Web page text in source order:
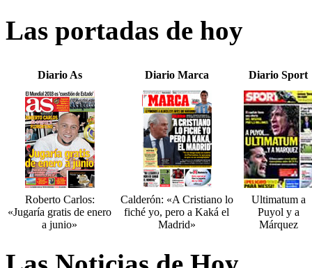
Las portadas de hoy
Diario As Diario Marca Diario Sport
Roberto Carlos:
«Jugaría gratis de enero
a junio»
Calderón: «A Cristiano lo
fiché yo, pero a Kaká el
Madrid»
Ultimatum a
Puyol y a
Márquez